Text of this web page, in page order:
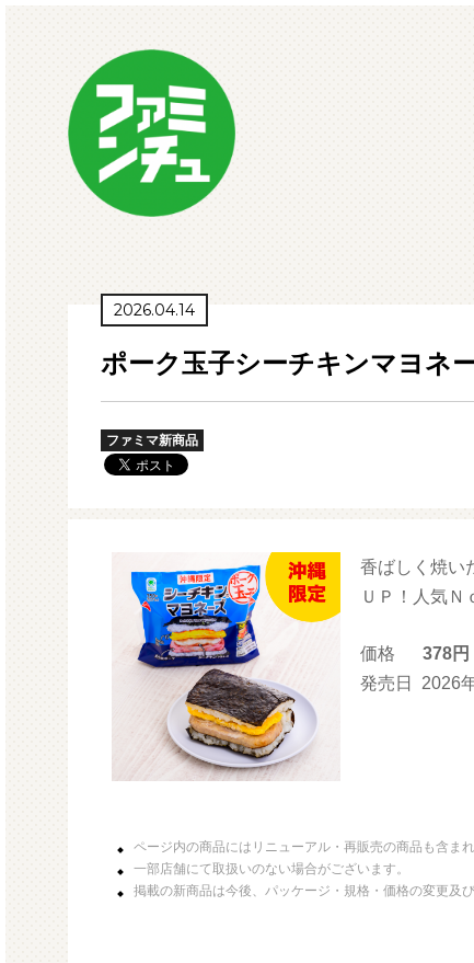
2026.04.14
ポーク玉子シーチキンマヨネ
ファミマ新商品
香ばしく焼い
ＵＰ！人気Ｎ
価格
378円
発売日
2026
ページ内の商品にはリニューアル・再販売の商品も含まれ
一部店舗にて取扱いのない場合がございます。
掲載の新商品は今後、パッケージ・規格・価格の変更及
モルガサンリオ（プクプクシー
ル）